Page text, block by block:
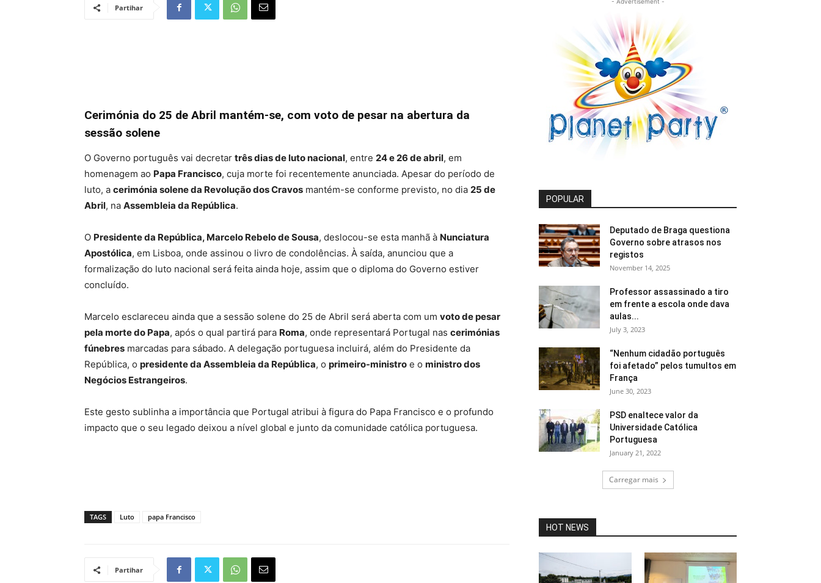
Partihar
Cerimónia do 25 de Abril mantém-se, com voto de pesar na abertura da
sessão solene
O Governo português vai decretar três dias de luto nacional, entre 24 e 26 de abril, em
homenagem ao Papa Francisco, cuja morte foi recentemente anunciada. Apesar do período de
luto, a cerimónia solene da Revolução dos Cravos mantém-se conforme previsto, no dia 25 de
Abril, na Assembleia da República.
O Presidente da República, Marcelo Rebelo de Sousa, deslocou-se esta manhã à Nunciatura
Apostólica, em Lisboa, onde assinou o livro de condolências. À saída, anunciou que a
formalização do luto nacional será feita ainda hoje, assim que o diploma do Governo estiver
concluído.
Marcelo esclareceu ainda que a sessão solene do 25 de Abril será aberta com um voto de pesar
pela morte do Papa, após o qual partirá para Roma, onde representará Portugal nas cerimónias
fúnebres marcadas para sábado. A delegação portuguesa incluirá, além do Presidente da
República, o presidente da Assembleia da República, o primeiro-ministro e o ministro dos
Negócios Estrangeiros.
Este gesto sublinha a importância que Portugal atribui à figura do Papa Francisco e o profundo
impacto que o seu legado deixou a nível global e junto da comunidade católica portuguesa.
TAGS Luto papa Francisco
Partihar
POPULAR
Deputado de Braga questiona
Governo sobre atrasos nos
registos
November 14, 2025
Professor assassinado a tiro
em frente a escola onde dava
aulas...
July 3, 2023
“Nenhum cidadão português
foi afetado” pelos tumultos em
França
June 30, 2023
PSD enaltece valor da
Universidade Católica
Portuguesa
January 21, 2022
Carregar mais
HOT NEWS